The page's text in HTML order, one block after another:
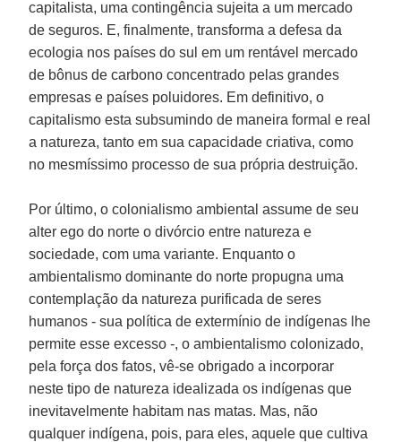
capitalista, uma contingência sujeita a um mercado
de seguros. E, finalmente, transforma a defesa da
ecologia nos países do sul em um rentável mercado
de bônus de carbono concentrado pelas grandes
empresas e países poluidores. Em definitivo, o
capitalismo esta subsumindo de maneira formal e real
a natureza, tanto em sua capacidade criativa, como
no mesmíssimo processo de sua própria destruição.
Por último, o colonialismo ambiental assume de seu
alter ego do norte o divórcio entre natureza e
sociedade, com uma variante. Enquanto o
ambientalismo dominante do norte propugna uma
contemplação da natureza purificada de seres
humanos - sua política de extermínio de indígenas lhe
permite esse excesso -, o ambientalismo colonizado,
pela força dos fatos, vê-se obrigado a incorporar
neste tipo de natureza idealizada os indígenas que
inevitavelmente habitam nas matas. Mas, não
qualquer indígena, pois, para eles, aquele que cultiva